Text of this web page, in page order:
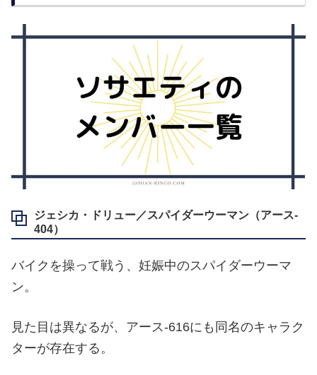
ジェシカ・ドリュー／スパイダーウーマン（アース‐
404）
バイクを操って戦う、妊娠中のスパイダーウーマ
ン。
見た目は異なるが、アース‐616にも同名のキャラク
ターが存在する。